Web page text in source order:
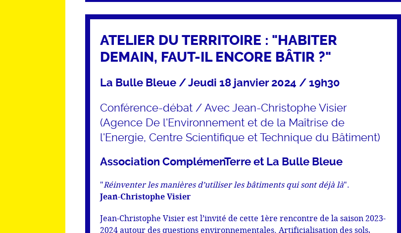
ATELIER DU TERRITOIRE : "HABITER
DEMAIN, FAUT-IL ENCORE BÂTIR ?"
La Bulle Bleue / Jeudi 18 janvier 2024 / 19h30
Conférence-débat / Avec Jean-Christophe Visier
(Agence De l'Environnement et de la Maîtrise de
l'Energie, Centre Scientifique et Technique du Bâtiment)
Association ComplémenTerre et La Bulle Bleue
"Réinventer les manières d’utiliser les bâtiments qui sont déjà là".
Jean-Christophe Visier
Jean-Christophe Visier est l’invité de cette 1ère rencontre de la saison 2023-
2024 autour des questions environnementales. Artificialisation des sols,